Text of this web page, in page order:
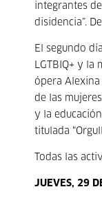
integrantes
disidencia”.
El segundo
LGTBIQ+ y la
ópera Alexina
de las
y la
titulada
Todas las
JUEVES, 29